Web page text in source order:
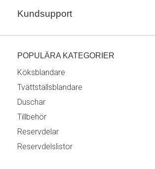
Kundsupport
POPULÄRA KATEGORIER
Köksblandare
Tvättställsblandare
Duschar
Tillbehör
Reservdelar
Reservdelslistor